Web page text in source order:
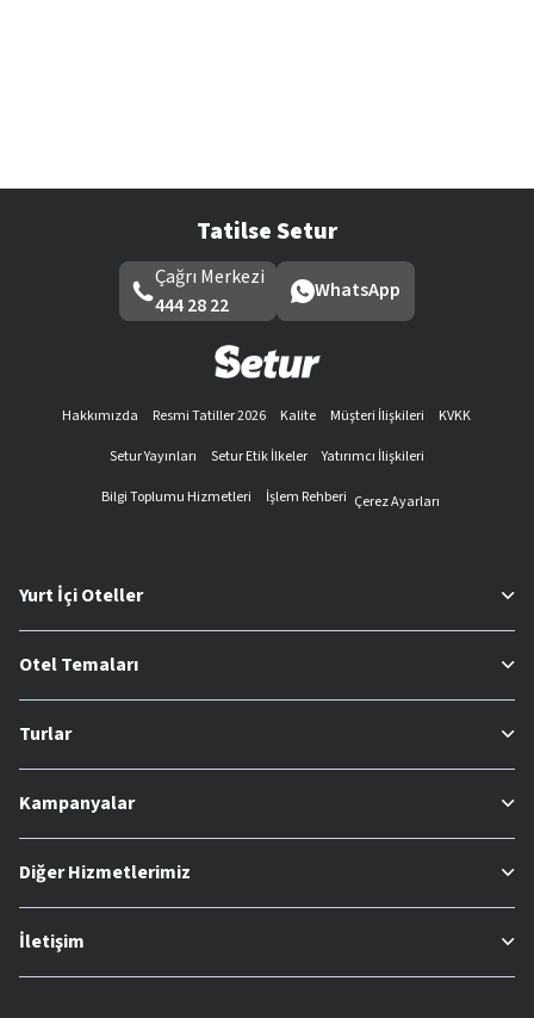
Tatilse Setur
Çağrı Merkezi
444 28 22
WhatsApp
Hakkımızda Resmi Tatiller 2026 Kalite Müşteri İlişkileri
KVKK
Setur Yayınları
Setur Etik İlkeler
Yatırımcı İlişkileri
Bilgi Toplumu Hizmetleri
İşlem Rehberi Çerez Ayarları
Yurt İçi Oteller
Otel Temaları
Turlar
Kampanyalar
Diğer Hizmetlerimiz
İletişim